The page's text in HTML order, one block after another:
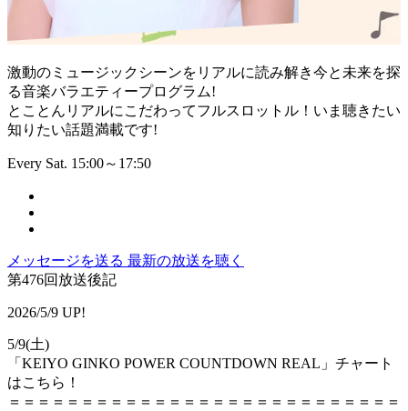
激動のミュージックシーンをリアルに読み解き今と未来を探
る音楽バラエティープログラム!
とことんリアルにこだわってフルスロットル！いま聴きたい
知りたい話題満載です!
Every Sat. 15:00～17:50
メッセージを送る 最新の放送を聴く
第476回放送後記
2026/5/9 UP!
5/9(土)
「KEIYO GINKO POWER COUNTDOWN REAL」チャート
はこちら！
＝＝＝＝＝＝＝＝＝＝＝＝＝＝＝＝＝＝＝＝＝＝＝＝＝＝＝